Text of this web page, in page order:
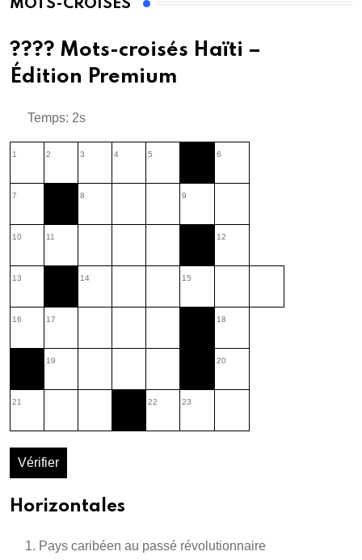
MOTS-CROISÉS
???? Mots-croisés Haïti –
Édition Premium
Temps: 2s
1 2 3 4 5 6
7 8 9
10 11 12
13 14 15
16 17 18
19 20
21 22 23
Vérifier
Horizontales
Pays caribéen au passé révolutionnaire